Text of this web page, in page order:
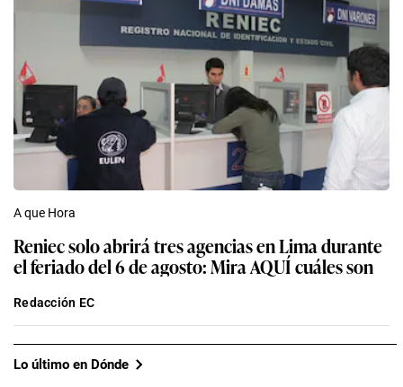
A que Hora
Reniec solo abrirá tres agencias en Lima durante
el feriado del 6 de agosto: Mira AQUÍ cuáles son
Redacción EC
Lo último en Dónde